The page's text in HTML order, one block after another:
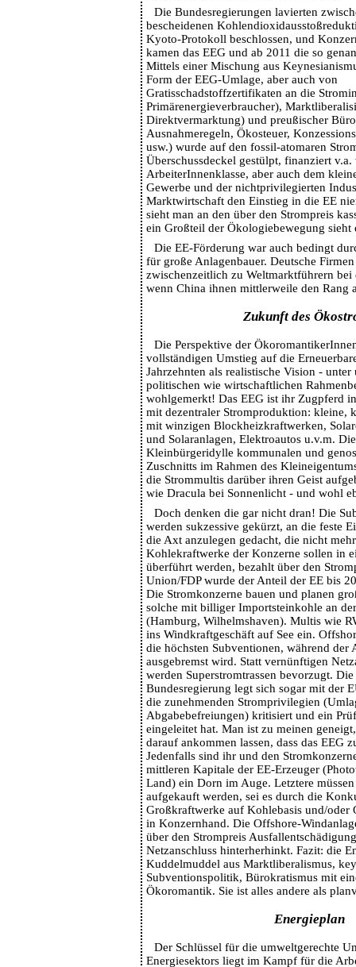
Die Bundesregierungen lavierten
bescheidenen
Kyoto-Protokoll beschlossen, und
kamen das EEG und ab 2011 die so
Mittels einer Mischung aus
Form der EEG-Umlage, aber auch von
Gratisschadstoffzertifikaten an die
Primärenergieverbraucher),
Direktvermarktung) und preußischer
Ausnahmeregeln, Ökosteuer,
usw.) wurde auf den fossil-atomaren
Überschussdeckel gestülpt, finanziert v.a.
ArbeiterInnenklasse, aber auch dem
Gewerbe und der nichtprivilegierten
Marktwirtschaft den Einstieg in die EE
sieht man an den über den Strompreis
ein Großteil der Ökologiebewegung sieht
Die EE-Förderung war auch bedingt
für große Anlagenbauer. Deutsche
zwischenzeitlich zu Weltmarktführern
wenn China ihnen mittlerweile den Rang
Zukunft des
Die Perspektive der
vollständigen Umstieg auf die
Jahrzehnten als realistische Vision - unter
politischen wie wirtschaftlichen
wohlgemerkt! Das EEG ist ihr Zugpferd
mit dezentraler Stromproduktion: kleine,
mit winzigen Blockheizkraftwerken,
und Solaranlagen, Elektroautos u.v.m.
Kleinbürgeridylle kommunalen und
Zuschnitts im Rahmen des
die Strommultis darüber ihren Geist
wie Dracula bei Sonnenlicht - und wohl
Doch denken die gar nicht dran! Die
werden sukzessive gekürzt, an die feste
die Axt anzulegen gedacht, die nicht
Kohlekraftwerke der Konzerne sollen in
überführt werden, bezahlt über den
Union/FDP wurde der Anteil der EE bis
Die Stromkonzerne bauen und planen
solche mit billiger Importsteinkohle an
(Hamburg, Wilhelmshaven). Multis wie
ins Windkraftgeschäft auf See ein.
die höchsten Subventionen, während der
ausgebremst wird. Statt vernünftigen
werden Superstromtrassen bevorzugt.
Bundesregierung legt sich sogar mit der
die zunehmenden Stromprivilegien
Abgabebefreiungen) kritisiert und ein
eingeleitet hat. Man ist zu meinen
darauf ankommen lassen, dass das EEG
Jedenfalls sind ihr und den
mittleren Kapitale der EE-Erzeuger
Land) ein Dorn im Auge. Letztere
aufgekauft werden, sei es durch die
Großkraftwerke auf Kohlebasis und/oder
in Konzernhand. Die Offshore-
über den Strompreis
Netzanschluss hinterherhinkt. Fazit: die
Kuddelmuddel aus Marktliberalismus,
Subventionspolitik, Bürokratismus mit
Ökoromantik. Sie ist alles andere als
Energieplan
Der Schlüssel für die umweltgerechte
Energiesektors liegt im Kampf für die